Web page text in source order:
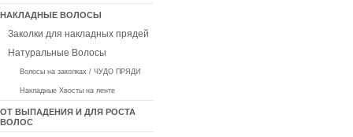
НАКЛАДНЫЕ ВОЛОСЫ
Заколки для накладных прядей
Натуральные Волосы
Волосы на заколках / ЧУДО ПРЯДИ
Накладные Хвосты на ленте
ОТ ВЫПАДЕНИЯ И ДЛЯ РОСТА
ВОЛОС